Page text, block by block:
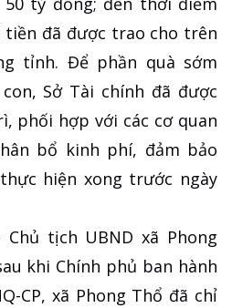
tiền đã được trao cho trên
tỉnh. Để phần quà sớm
Sở Tài chính đã được
phối hợp với các cơ quan
bổ kinh phí, đảm bảo
hiện xong trước ngày
tịch UBND xã Phong
khi Chính phủ ban hành
CP, xã Phong Thổ đã chỉ